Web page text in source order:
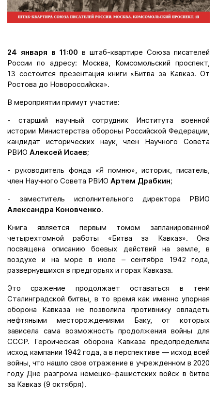
24 января в 11:00 в штаб-квартире Союза писателей
России по адресу: Москва, Комсомольский проспект,
13 состоится презентация книги «Битва за Кавказ. От
Ростова до Новороссийска».
В мероприятии примут участие:
- старший научный сотрудник Института военной
истории Министерства обороны Российской Федерации,
кандидат исторических наук, член Научного Совета
РВИО Алексей Исаев;
- руководитель фонда «Я помню», историк, писатель,
член Научного Совета РВИО Артем Драбкин;
- заместитель исполнительного директора РВИО
Александра Коновченко.
Книга является первым томом запланированной
четырехтомной работы «Битва за Кавказ». Она
посвящена описанию боевых действий на земле, в
воздухе и на море в июле – сентябре 1942 года,
развернувшихся в предгорьях и горах Кавказа.
Это сражение продолжает оставаться в тени
Сталинградской битвы, в то время как именно упорная
оборона Кавказа не позволила противнику овладеть
нефтяными месторождениями Баку, от которых
зависела сама возможность продолжения войны для
СССР. Героическая оборона Кавказа предопределила
исход кампании 1942 года, а в перспективе — исход всей
войны, что нашло свое отражение в учрежденном в 2020
году Дне разгрома немецко-фашистских войск в битве
за Кавказ (9 октября).